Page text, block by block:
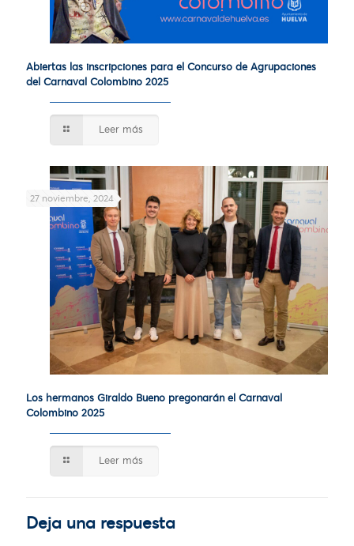
Abiertas las inscripciones para el Concurso de Agrupaciones
del Carnaval Colombino 2025
Leer más
27 noviembre, 2024
Los hermanos Giraldo Bueno pregonarán el Carnaval
Colombino 2025
Leer más
Deja una respuesta